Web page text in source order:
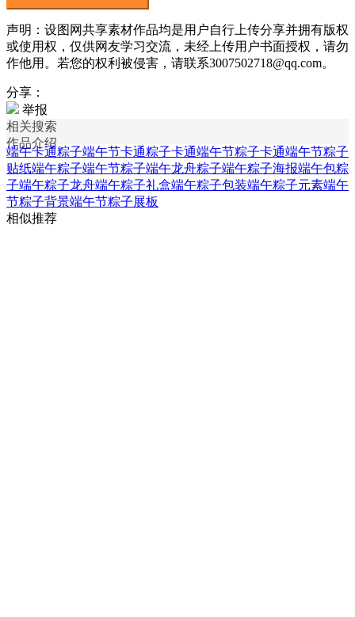
声明：设图网共享素材作品均是用户自行上传分享并拥有版权
或使用权，仅供网友学习交流，未经上传用户书面授权，请勿
作他用。若您的权利被侵害，请联系3007502718@qq.com。
分享：
举报
相关搜索
作品介绍
端午卡通粽子端午节卡通粽子卡通端午节粽子卡通端午节粽子
贴纸端午粽子端午节粽子端午龙舟粽子端午粽子海报端午包粽
子端午粽子龙舟端午粽子礼盒端午粽子包装端午粽子元素端午
节粽子背景端午节粽子展板
相似推荐